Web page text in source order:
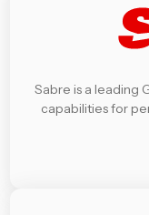
Sabre is a leading
capabilities for